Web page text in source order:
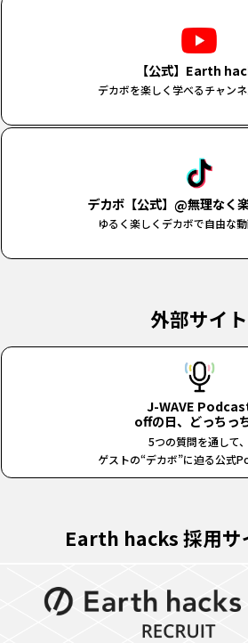
【公式】Earth
デカボを楽しく学べるチャンネ
デカボ【公式】@無理なく
ゆるく楽しくデカボで自由な動
外部サイト
J-WAVE
offの日、どっちっ
5つの質問を通して、
ゲストの“デカボ”に迫る公式
Earth hacks 採用サ